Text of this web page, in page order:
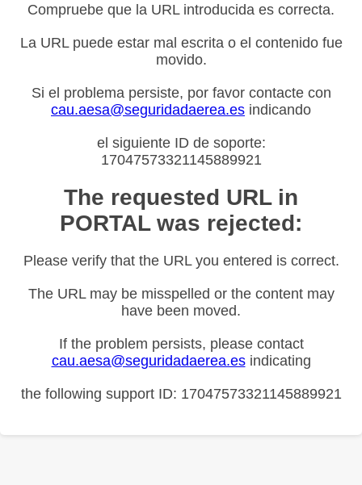
Compruebe que la URL introducida es correcta.
La URL puede estar mal escrita o el contenido fue
movido.
Si el problema persiste, por favor contacte con
cau.aesa@seguridadaerea.es indicando
el siguiente ID de soporte:
17047573321145889921
The requested URL in
PORTAL was rejected:
Please verify that the URL you entered is correct.
The URL may be misspelled or the content may
have been moved.
If the problem persists, please contact
cau.aesa@seguridadaerea.esindicating
the following support ID: 17047573321145889921